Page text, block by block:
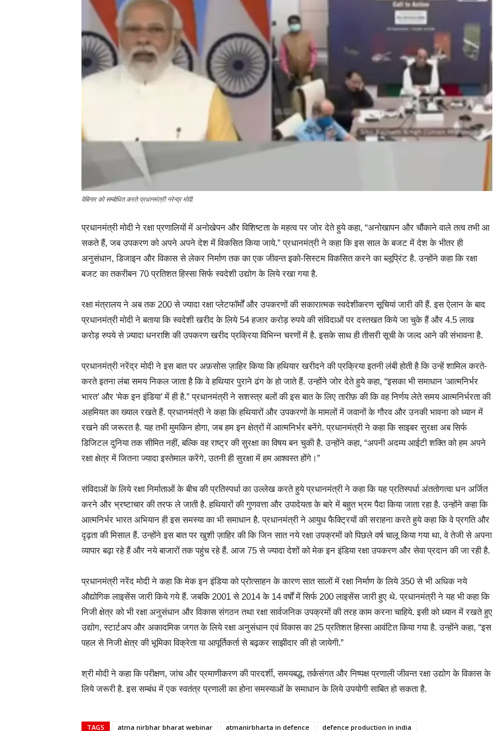
वेबिनार को सम्बोधित करते प्रधानमंत्री नरेन्द्र मोदी.
प्रधानमंत्री मोदी ने रक्षा प्रणालियों में अनोखेपन और विशिष्टता के महत्व पर जोर देते हुये कहा, “अनोखापन और चौंकाने वाले तत्व तभी आ
सकते हैं, जब उपकरण को अपने अपने देश में विकसित किया जाये.” प्रधानमंत्री ने कहा कि इस साल के बजट में देश के भीतर ही
अनुसंधान, डिजाइन और विकास से लेकर निर्माण तक का एक जीवन्त इको-सिस्टम विकसित करने का ब्लूप्रिंट है. उन्होंने कहा कि रक्षा
बजट का तकरीबन 70 प्रतिशत हिस्सा सिर्फ स्वदेशी उद्योग के लिये रखा गया है.
रक्षा मंत्रालय ने अब तक 200 से ज्यादा रक्षा प्लेटफॉर्मों और उपकरणों की सकारात्मक स्वदेशीकरण सूचियां जारी की हैं. इस ऐलान के बाद
प्रधानमंत्री मोदी ने बताया कि स्वदेशी खरीद के लिये 54 हजार करोड़ रुपये की संविदाओं पर दस्तखत किये जा चुके हैं और 4.5 लाख
करोड़ रुपये से ज़्यादा धनराशि की उपकरण खरीद प्रक्रिया विभिन्न चरणों में है. इसके साथ ही तीसरी सूची के जल्द आने की संभावना है.
प्रधानमंत्री नरेंद्र मोदी ने इस बात पर अफ़सोस ज़ाहिर किया कि हथियार खरीदने की प्रक्रिया इतनी लंबी होती है कि उन्हें शामिल करते-
करते इतना लंबा समय निकल जाता है कि वे हथियार पुराने ढंग के हो जाते हैं. उन्होंने जोर देते हुये कहा, “इसका भी समाधान ‘आत्मनिर्भर
भारत’ और ‘मेक इन इंडिया’ में ही है.” प्रधानमंत्री ने सशस्त्र बलों की इस बात के लिए तारीफ़ की कि वह निर्णय लेते समय आत्मनिर्भरता की
अहमियत का ख्याल रखते हैं. प्रधानमंत्री ने कहा कि हथियारों और उपकरणों के मामलों में जवानों के गौरव और उनकी भावना को ध्यान में
रखने की जरूरत है. यह तभी मुमकिन होगा, जब हम इन क्षेत्रों में आत्मनिर्भर बनेंगे. प्रधानमंत्री ने कहा कि साइबर सुरक्षा अब सिर्फ
डिजिटल दुनिया तक सीमित नहीं, बल्कि वह राष्ट्र की सुरक्षा का विषय बन चुकी है. उन्होंने कहा, “अपनी अदम्य आईटी शक्ति को हम अपने
रक्षा क्षेत्र में जितना ज्यादा इस्तेमाल करेंगे, उतनी ही सुरक्षा में हम आश्वस्त होंगे।”
संविदाओं के लिये रक्षा निर्माताओं के बीच की प्रतिस्पर्धा का उल्लेख करते हुये प्रधानमंत्री ने कहा कि यह प्रतिस्पर्धा अंततोगत्वा धन अर्जित
करने और भ्रष्टाचार की तरफ ले जाती है. हथियारों की गुणवत्ता और उपादेयता के बारे में बहुत भ्रम पैदा किया जाता रहा है. उन्होंने कहा कि
आत्मनिर्भर भारत अभियान ही इस समस्या का भी समाधान है. प्रधानमंत्री ने आयुध फैक्ट्रियों की सराहना करते हुये कहा कि वे प्रगति और
दृढ़ता की मिसाल हैं. उन्होंने इस बात पर खुशी ज़ाहिर की कि जिन सात नये रक्षा उपक्रमों को पिछले वर्ष चालू किया गया था, वे तेजी से अपना
व्यापार बढ़ा रहे हैं और नये बाजारों तक पहुंच रहे हैं. आज 75 से ज्यादा देशों को मेक इन इंडिया रक्षा उपकरण और सेवा प्रदान की जा रही है.
प्रधानमंत्री नरेंद मोदी ने कहा कि मेक इन इंडिया को प्रोत्साहन के कारण सात सालों में रक्षा निर्माण के लिये 350 से भी अधिक नये
औद्योगिक लाइसेंस जारी किये गये हैं. जबकि 2001 से 2014 के 14 वर्षों में सिर्फ 200 लाइसेंस जारी हुए थे. प्रधानमंत्री ने यह भी कहा कि
निजी क्षेत्र को भी रक्षा अनुसंधान और विकास संगठन तथा रक्षा सार्वजनिक उपक्रमों की तरह काम करना चाहिये. इसी को ध्यान में रखते हुए
उद्योग, स्टार्टअप और अकादमिक जगत के लिये रक्षा अनुसंधान एवं विकास का 25 प्रतिशत हिस्सा आवंटित किया गया है. उन्होंने कहा, “इस
पहल से निजी क्षेत्र की भूमिका विक्रेता या आपूर्तिकर्ता से बढ़कर साझीदार की हो जायेगी.”
श्री मोदी ने कहा कि परीक्षण, जांच और प्रमाणीकरण की पारदर्शी, समयबद्ध, तर्कसंगत और निष्पक्ष प्रणाली जीवन्त रक्षा उद्योग के विकास के
लिये जरूरी है. इस सम्बंध में एक स्वतंत्र प्रणाली का होना समस्याओं के समाधान के लिये उपयोगी साबित हो सकता है.
TAGS atma nirbhar bharat webinar atmanirbharta in defence
defence production in india